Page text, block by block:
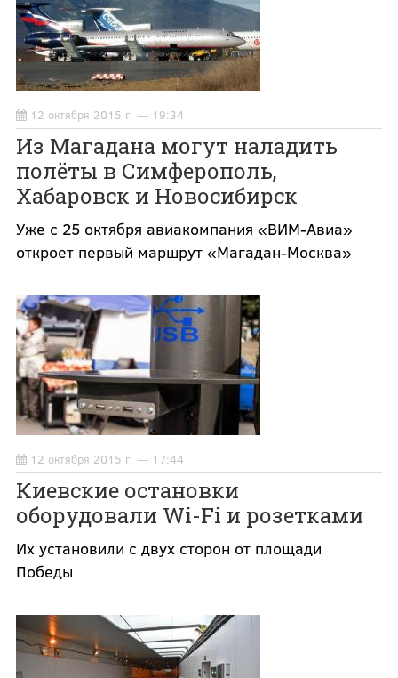
12 октября 2015 г. — 19:34
Из Магадана могут наладить
полёты в Симферополь,
Хабаровск и Новосибирск
Уже с 25 октября авиакомпания «ВИМ-Авиа»
откроет первый маршрут «Магадан-Москва»
12 октября 2015 г. — 17:44
Киевские остановки
оборудовали Wi-Fi и розетками
Их установили с двух сторон от площади
Победы